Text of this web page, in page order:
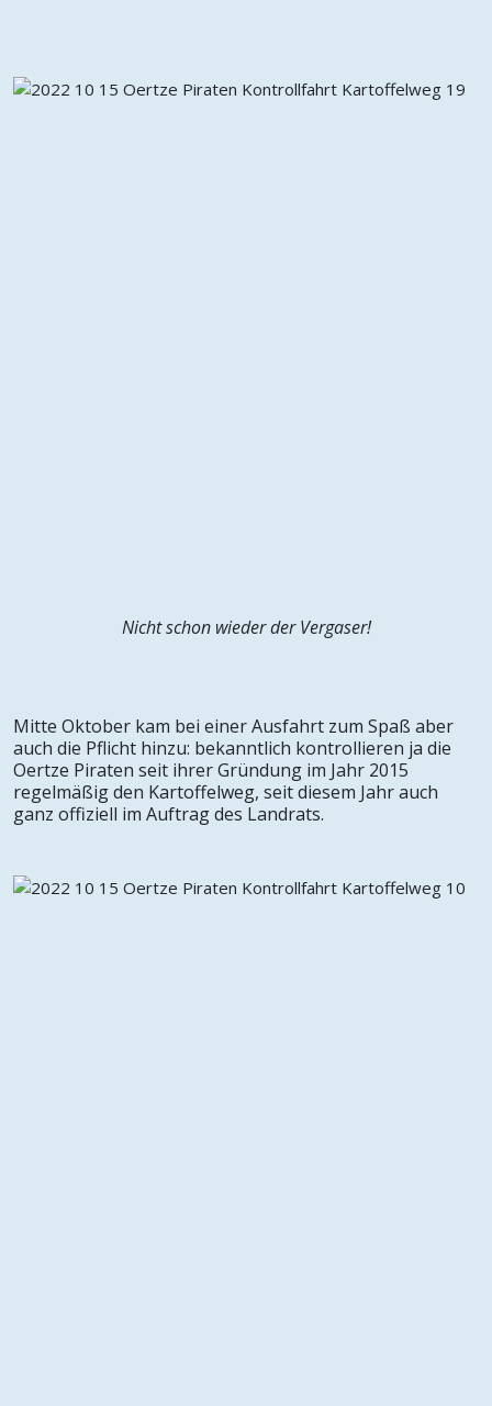
Nicht schon wieder der Vergaser!
Mitte Oktober kam bei einer Ausfahrt zum Spaß aber
auch die Pflicht hinzu: bekanntlich kontrollieren ja die
Oertze Piraten seit ihrer Gründung im Jahr 2015
regelmäßig den Kartoffelweg, seit diesem Jahr auch
ganz offiziell im Auftrag des Landrats.